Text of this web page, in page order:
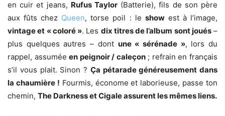
en cuir et jeans, Rufus Taylor (Batterie), fils de son père
aux fûts chez Queen, torse poil : le showest à l’image,
vintage et « coloré ». Les dix titres de l’album sont joués–
plus quelques autres – dont une « sérénade », lors du
rappel, assuméeen peignoir / caleçon; refrain en français
s’il vous plait. Sinon ? Ça pétarade généreusement dans
la chaumière ! Fourmis, économe et laborieuse, passe ton
chemin, The Darkness et Cigale assurent les mêmes liens.